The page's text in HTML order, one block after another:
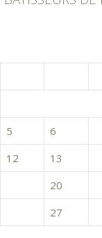
5
6
12
13
20
27